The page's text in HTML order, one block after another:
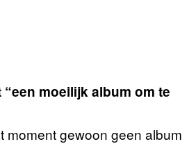
moeilijk album om te
moment gewoon geen album